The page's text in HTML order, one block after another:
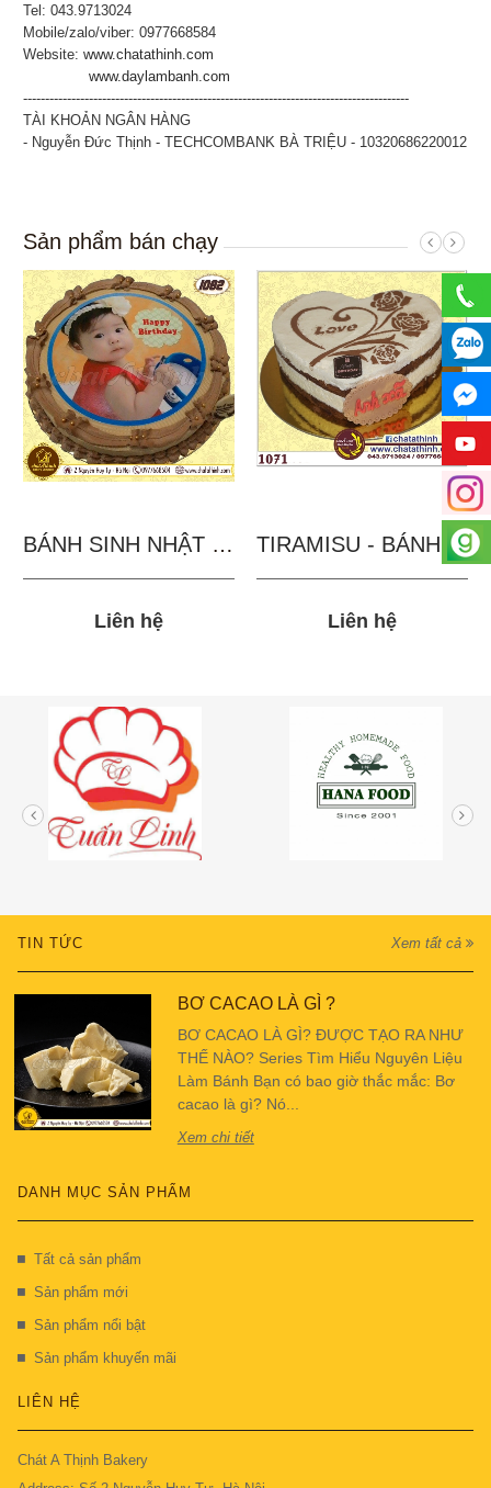
Tel: 043.9713024
Mobile/zalo/viber: 0977668584
Website:www.chatathinh.com
www.daylambanh.com
----------------------------------------------------------------------------------------
TÀI KHOẢN NGÂN HÀNG
- Nguyễn Đức Thịnh - TECHCOMBANK BÀ TRIỆU - 10320686220012
Sản phẩm bán chạy
BÁNH SINH NHẬT IN...
Liên hệ
TIRAMISU - BÁNH TẶNG...
Liên hệ
TIN TỨC Xem tất cả
BƠ CACAO LÀ GÌ ?
BƠ CACAO LÀ GÌ? ĐƯỢC TẠO RA NHƯ
THẾ NÀO? Series Tìm Hiểu Nguyên Liệu
Làm Bánh Bạn có bao giờ thắc mắc: Bơ
cacao là gì? Nó...
Xem chi tiết
DANH MỤC SẢN PHẨM
Tất cả sản phẩm
Sản phẩm mới
Sản phẩm nổi bật
Sản phẩm khuyến mãi
LIÊN HỆ
Chát A Thịnh Bakery